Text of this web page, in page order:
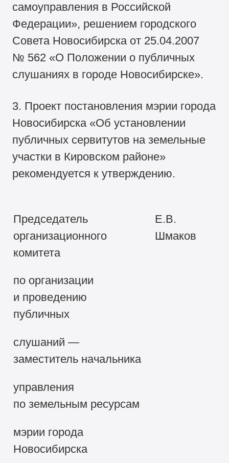
самоуправления в Российской
Федерации», решением городского
Совета Новосибирска от 25.04.2007
№ 562 «О Положении о публичных
слушаниях в городе Новосибирске».
3. Проект постановления мэрии города
Новосибирска «Об установлении
публичных сервитутов на земельные
участки в Кировском районе»
рекомендуется к утверждению.
Председатель
организационного
комитета
по организации
и проведению
публичных
слушаний —
заместитель начальника
управления
по земельным ресурсам
мэрии города
Новосибирска
Е.В.
Шмаков